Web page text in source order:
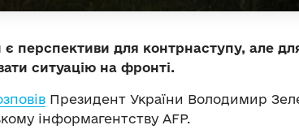
є перспективи для контрнаступу, але
ситуацію на фронті.
Президент України Володимир
інформагентству AFP.